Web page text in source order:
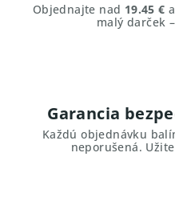
Objednajte nad 19.45 €
malý darček
Garancia
Každú objednávku
neporušená.